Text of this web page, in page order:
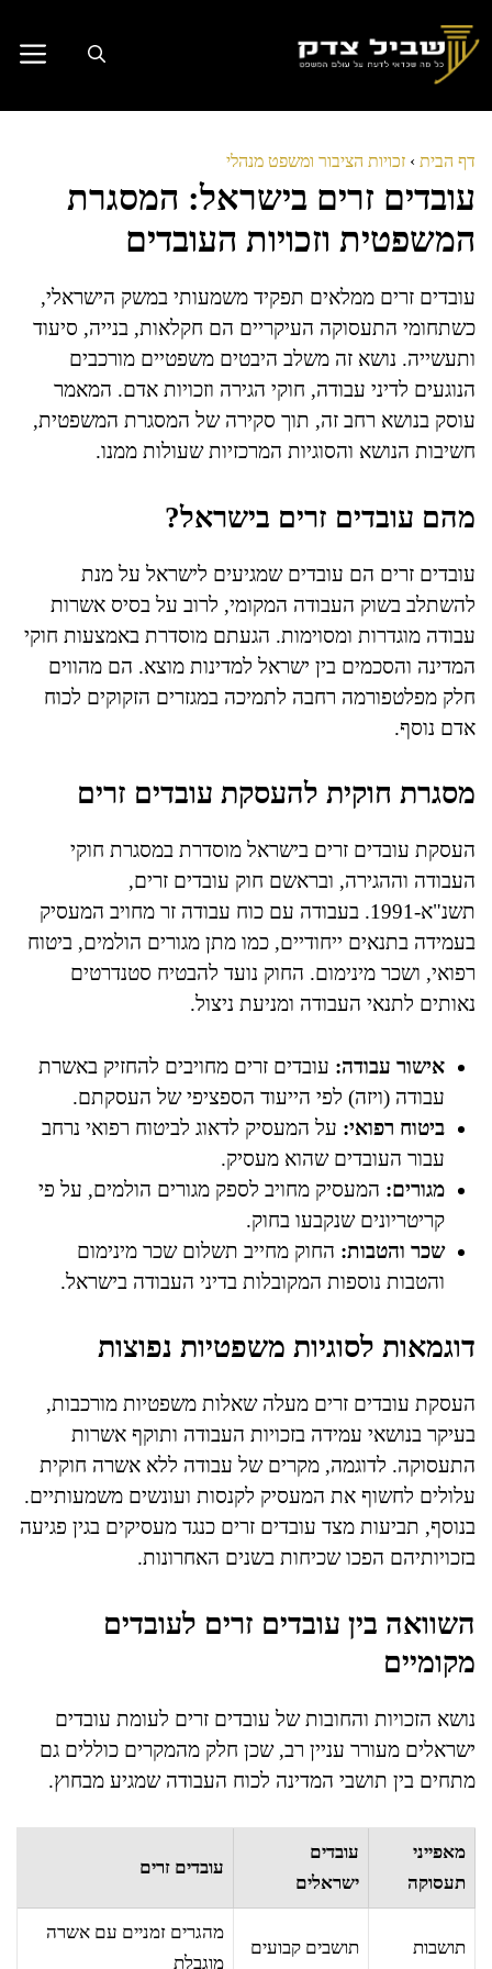
לתוכן
דף הבית › זכויות הציבור ומשפט מנהלי
עובדים זרים בישראל: המסגרת
המשפטית וזכויות העובדים
עובדים זרים ממלאים תפקיד משמעותי במשק הישראלי,
כשתחומי התעסוקה העיקריים הם חקלאות, בנייה, סיעוד
ותעשייה. נושא זה משלב היבטים משפטיים מורכבים
הנוגעים לדיני עבודה, חוקי הגירה וזכויות אדם. המאמר
עוסק בנושא רחב זה, תוך סקירה של המסגרת המשפטית,
חשיבות הנושא והסוגיות המרכזיות שעולות ממנו.
מהם עובדים זרים בישראל?
עובדים זרים הם עובדים שמגיעים לישראל על מנת
להשתלב בשוק העבודה המקומי, לרוב על בסיס אשרות
עבודה מוגדרות ומסוימות. הגעתם מוסדרת באמצעות חוקי
המדינה והסכמים בין ישראל למדינות מוצא. הם מהווים
חלק מפלטפורמה רחבה לתמיכה במגזרים הזקוקים לכוח
אדם נוסף.
מסגרת חוקית להעסקת עובדים זרים
העסקת עובדים זרים בישראל מוסדרת במסגרת חוקי
העבודה וההגירה, ובראשם חוק עובדים זרים,
תשנ"א-1991. בעבודה עם כוח עבודה זר מחויב המעסיק
בעמידה בתנאים ייחודיים, כמו מתן מגורים הולמים, ביטוח
רפואי, ושכר מינימום. החוק נועד להבטיח סטנדרטים
נאותים לתנאי העבודה ומניעת ניצול.
אישור עבודה: עובדים זרים מחויבים להחזיק באשרת
עבודה (ויזה) לפי הייעוד הספציפי של העסקתם.
ביטוח רפואי: על המעסיק לדאוג לביטוח רפואי נרחב
עבור העובדים שהוא מעסיק.
מגורים: המעסיק מחויב לספק מגורים הולמים, על פי
קריטריונים שנקבעו בחוק.
שכר והטבות: החוק מחייב תשלום שכר מינימום
והטבות נוספות המקובלות בדיני העבודה בישראל.
דוגמאות לסוגיות משפטיות נפוצות
העסקת עובדים זרים מעלה שאלות משפטיות מורכבות,
בעיקר בנושאי עמידה בזכויות העבודה ותוקף אשרות
התעסוקה. לדוגמה, מקרים של עבודה ללא אשרה חוקית
עלולים לחשוף את המעסיק לקנסות ועונשים משמעותיים.
בנוסף, תביעות מצד עובדים זרים כנגד מעסיקים בגין פגיעה
בזכויותיהם הפכו שכיחות בשנים האחרונות.
השוואה בין עובדים זרים לעובדים
מקומיים
נושא הזכויות והחובות של עובדים זרים לעומת עובדים
ישראלים מעורר עניין רב, שכן חלק מהמקרים כוללים גם
מתחים בין תושבי המדינה לכוח העבודה שמגיע מבחוץ.
מאפייני
תעסוקה
עובדים
ישראלים
עובדים זרים
תושבות תושבים קבועים
מהגרים זמניים עם אשרה
מוגבלת